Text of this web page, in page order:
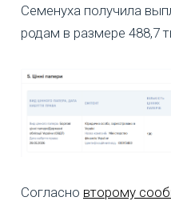
Семенуха получила
родам в размере 488,7
Согласно второму